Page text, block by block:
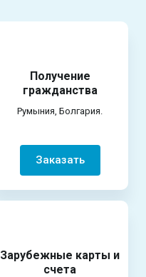
Получение
гражданства
Румыния, Болгария.
Заказать
Зарубежные карты и
счета